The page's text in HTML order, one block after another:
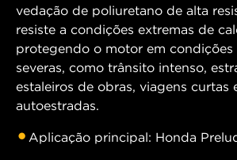
vedação de poliuretano de alta
resiste a condições extremas de
protegendo o motor em condições
severas, como trânsito intenso,
estaleiros de obras, viagens curtas
autoestradas.
Aplicação principal: Honda